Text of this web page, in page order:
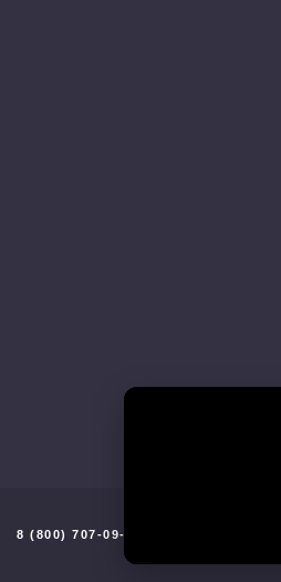
8 (800) 707-09-96